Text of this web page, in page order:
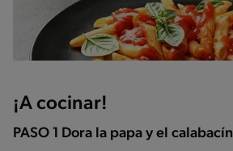
¡A cocinar!
PASO 1 Dora la papa y el calabacín